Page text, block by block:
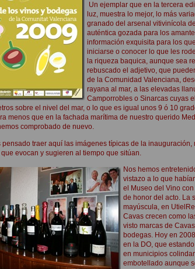
Un ejemplar que en la tercera
luz, muestra lo mejor, lo más
granado del arsenal vitivinícola
auténtica gozada para los
información exquisita para los
iniciarse o conocer lo que les
la riqueza baquica, aunque sea
rebuscado el adjetivo, que
de la Comunidad Valenciana,
rayana al mar, a las elevadas
Camporrobles o Sinarcas cuyas
sobre el nivel del mar, o lo que es igual unos 9 ó 10
menos que en la fachada marítima de nuestro querido
comprobado de nuevo.
pensado traer aquí las imágenes típicas de la inauguración,
evocan y sugieren al tiempo que sitúan.
Nos hemos
vistazo a lo que
el Museo del Vino
de honor del acto. La
mayúscula, en
Cavas crecen como
visto marcas de
bodegas. Hoy en
en la DO, que
en municipios
embotellado aunque